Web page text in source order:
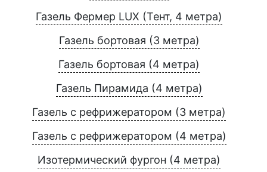
Газель Фермер LUX (Тент, 4 метра)
Газель бортовая (3 метра)
Газель бортовая (4 метра)
Газель Пирамида (4 метра)
Газель с рефрижератором (3 метра)
Газель с рефрижератором (4 метра)
Изотермический фургон (4 метра)